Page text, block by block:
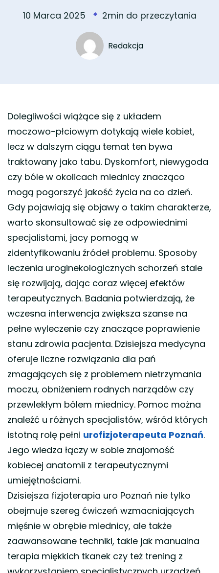
10 Marca 2025 2min do przeczytania
Redakcja
Dolegliwości wiążące się z układem
moczowo-płciowym dotykają wiele kobiet,
lecz w dalszym ciągu temat ten bywa
traktowany jako tabu. Dyskomfort, niewygoda
czy bóle w okolicach miednicy znacząco
mogą pogorszyć jakość życia na co dzień.
Gdy pojawiają się objawy o takim charakterze,
warto skonsultować się ze odpowiednimi
specjalistami, jacy pomogą w
zidentyfikowaniu źródeł problemu. Sposoby
leczenia uroginekologicznych schorzeń stale
się rozwijają, dając coraz więcej efektów
terapeutycznych. Badania potwierdzają, że
wczesna interwencja zwiększa szanse na
pełne wyleczenie czy znaczące poprawienie
stanu zdrowia pacjenta. Dzisiejsza medycyna
oferuje liczne rozwiązania dla pań
zmagających się z problemem nietrzymania
moczu, obniżeniem rodnych narządów czy
przewlekłym bólem miednicy. Pomoc można
znaleźć u różnych specjalistów, wśród których
istotną rolę pełni urofizjoterapeuta Poznań.
Jego wiedza łączy w sobie znajomość
kobiecej anatomii z terapeutycznymi
umiejętnościami.
Dzisiejsza fizjoterapia uro Poznań nie tylko
obejmuje szereg ćwiczeń wzmacniających
mięśnie w obrębie miednicy, ale także
zaawansowane techniki, takie jak manualna
terapia miękkich tkanek czy też trening z